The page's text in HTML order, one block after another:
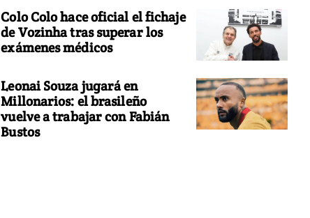
Colo Colo hace oficial el fichaje
de Vozinha tras superar los
exámenes médicos
Leonai Souza jugará en
Millonarios: el brasileño
vuelve a trabajar con Fabián
Bustos